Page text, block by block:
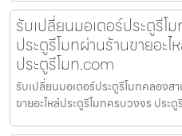
รับเปลี่ยนมอเตอร์ประตูรีโ
ประตูรีโมทผ่านร้านขายอะ
ประตูรีโมท.com
รับเปลี่ยนมอเตอร์ประตูรีโมทคลองส
ขายอะไหล่ประตูรีโมทครบวงจร ปร